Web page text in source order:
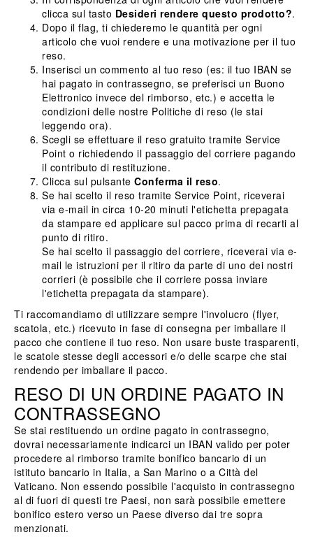
clicca sul tasto Desideri rendere questo prodotto?.
Dopo il flag, ti chiederemo le quantità per ogni
articolo che vuoi rendere e una motivazione per il tuo
reso.
Inserisci un commento al tuo reso (es: il tuo IBAN se
hai pagato in contrassegno, se preferisci un Buono
Elettronico invece del rimborso, etc.) e accetta le
condizioni delle nostre Politiche di reso (le stai
leggendo ora).
Scegli se effettuare il reso gratuito tramite Service
Point o richiedendo il passaggio del corriere pagando
il contributo di restituzione.
Clicca sul pulsante Conferma il reso.
Se hai scelto il reso tramite Service Point, riceverai
via e-mail in circa 10-20 minuti l'etichetta prepagata
da stampare ed applicare sul pacco prima di recarti al
punto di ritiro.
Se hai scelto il passaggio del corriere, riceverai via e-
mail le istruzioni per il ritiro da parte di uno dei nostri
corrieri (è possibile che il corriere possa inviare
l'etichetta prepagata da stampare).
Ti raccomandiamo di utilizzare sempre l'involucro (flyer,
scatola, etc.) ricevuto in fase di consegna per imballare il
pacco che contiene il tuo reso. Non usare buste trasparenti,
le scatole stesse degli accessori e/o delle scarpe che stai
rendendo per imballare il pacco.
RESO DI UN ORDINE PAGATO IN
CONTRASSEGNO
Se stai restituendo un ordine pagato in contrassegno,
dovrai necessariamente indicarci un IBAN valido per poter
procedere al rimborso tramite bonifico bancario di un
istituto bancario in Italia, a San Marino o a Città del
Vaticano. Non essendo possibile l'acquisto in contrassegno
al di fuori di questi tre Paesi, non sarà possibile emettere
bonifico estero verso un Paese diverso dai tre sopra
menzionati.